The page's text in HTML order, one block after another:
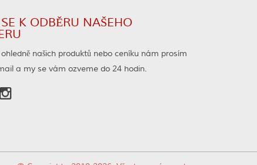
K ODBĚRU NAŠEHO
našich produktů nebo ceníku nám prosím
a my se vám ozveme do 24 hodin.
